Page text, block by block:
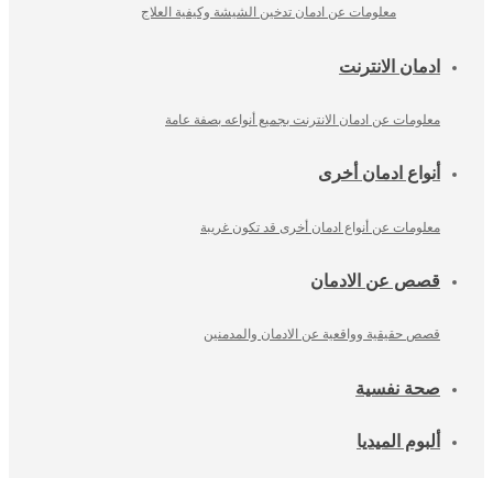
معلومات عن ادمان تدخين الشيشة وكيفية العلاج
ادمان الانترنت
معلومات عن ادمان الانترنت بجميع أنواعه بصفة عامة
أنواع ادمان أخرى
معلومات عن أنواع ادمان أخرى قد تكون غريبة
قصص عن الادمان
قصص حقيقية وواقعية عن الادمان والمدمنين
صحة نفسية
ألبوم الميديا